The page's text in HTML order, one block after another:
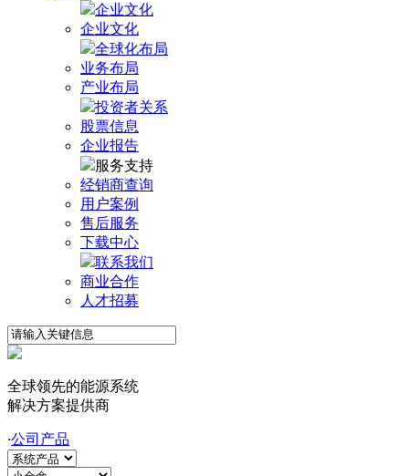
企业文化
企业文化
全球化布局
业务布局
产业布局
投资者关系
股票信息
企业报告
服务支持
经销商查询
用户案例
售后服务
下载中心
联系我们
商业合作
人才招募
全球领先的能源系统
解决方案提供商
·公司产品